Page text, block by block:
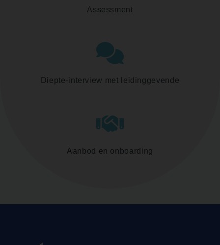
Assessment
Diepte-interview met leidinggevende
Aanbod en onboarding